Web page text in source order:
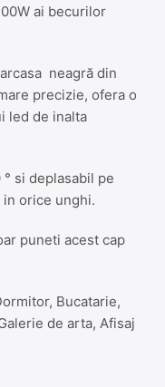
ai becurilor
neagră din
precizie, ofera o
led de inalta
si deplasabil pe
orice unghi.
puneti acest cap
Bucatarie,
de arta, Afisaj